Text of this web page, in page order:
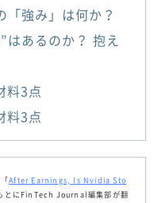
「強み」は何か？
はあるのか？ 抱え
料3点
料3点
After Earnings, Is Nvidia Sto
とにFinTech Journal編集部が翻